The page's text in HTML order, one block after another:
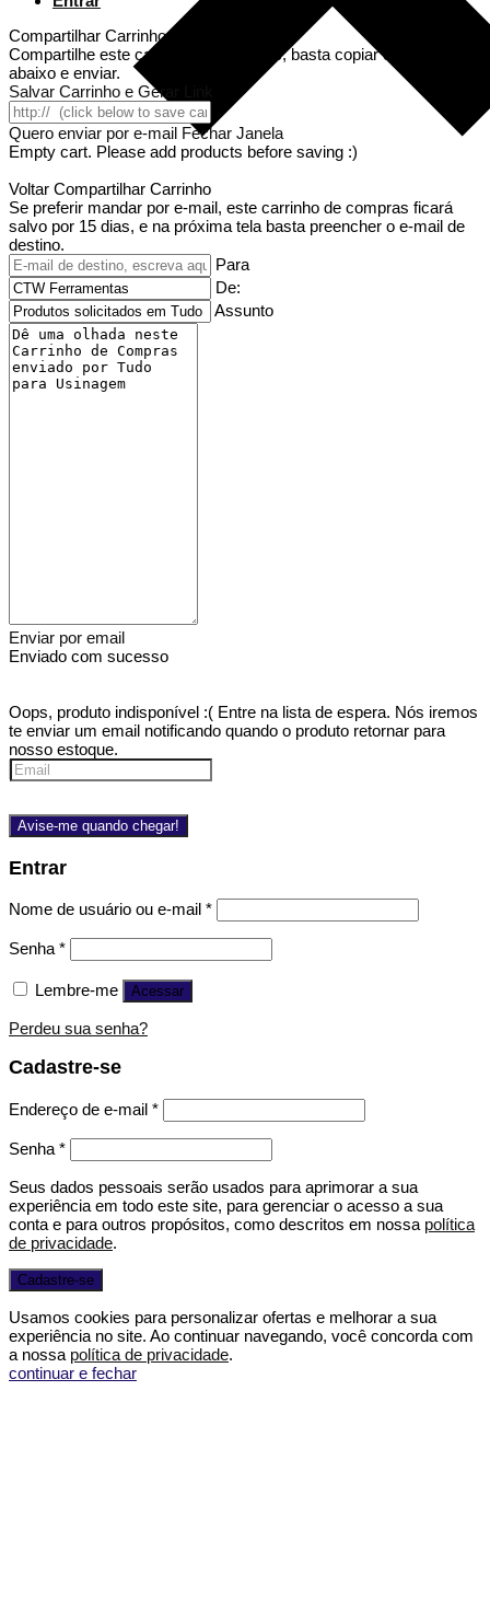
Compartilhar Carrinho
Compartilhe este carrinho de compras, basta copiar o endereço
abaixo e enviar.
Salvar Carrinho e Gerar Link
Quero enviar por e-mail Fechar Janela
Empty cart. Please add products before saving :)
Voltar Compartilhar Carrinho
Se preferir mandar por e-mail, este carrinho de compras ficará
salvo por 15 dias, e na próxima tela basta preencher o e-mail de
destino.
Para
De:
Assunto
Enviar por email
Enviado com sucesso
Oops, produto indisponível :( Entre na lista de espera. Nós iremos
te enviar um email notificando quando o produto retornar para
nosso estoque.
Avise-me quando chegar!
Entrar
Nome de usuário ou e-mail *
Senha*
Lembre-me Acessar
Perdeu sua senha?
Cadastre-se
Endereço de e-mail *
Senha *
Seus dados pessoais serão usados para aprimorar a sua
experiência em todo este site, para gerenciar o acesso a sua
conta e para outros propósitos, como descritos em nossa política
de privacidade.
Cadastre-se
Usamos cookies para personalizar ofertas e melhorar a sua
experiência no site. Ao continuar navegando, você concorda com
a nossa política de privacidade.
continuar e fechar